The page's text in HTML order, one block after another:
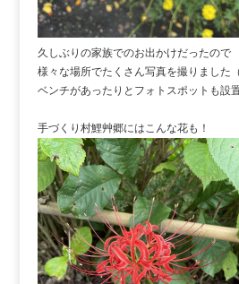
久しぶりの家族でのお出かけだったので
様々な場所でたくさん写真を撮りました
ベンチがあったりとフォトスポットも設
手づくり村鯉艸郷にはこんな花も！